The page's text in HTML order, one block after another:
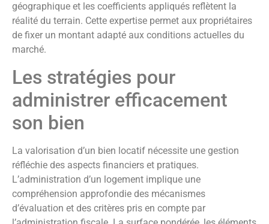
géographique et les coefficients appliqués reflètent la
réalité du terrain. Cette expertise permet aux propriétaires
de fixer un montant adapté aux conditions actuelles du
marché.
Les stratégies pour
administrer efficacement
son bien
La valorisation d’un bien locatif nécessite une gestion
réfléchie des aspects financiers et pratiques.
L’administration d’un logement implique une
compréhension approfondie des mécanismes
d’évaluation et des critères pris en compte par